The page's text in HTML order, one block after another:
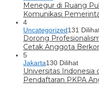
Menegur di Ruang
Komunikasi
4
Uncategorized131
Dorong
Cetak Anggota
5
Jakarta130 Dilihat
Universitas Indonesia
Pendaftaran PKPA